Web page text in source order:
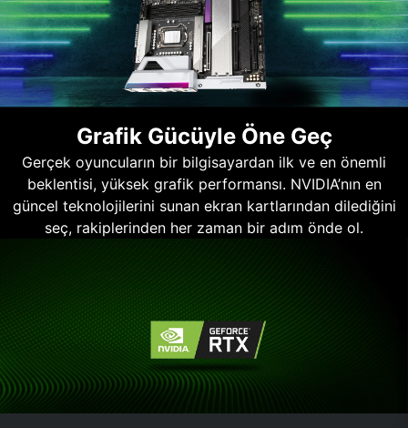
Grafik Gücüyle Öne Geç
Gerçek oyuncuların bir bilgisayardan ilk ve en önemli
beklentisi, yüksek grafik performansı. NVIDIA’nın en
güncel teknolojilerini sunan ekran kartlarından dilediğini
seç, rakiplerinden her zaman bir adım önde ol.